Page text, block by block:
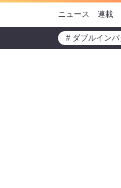
ニュース 連載
# ダブルイン